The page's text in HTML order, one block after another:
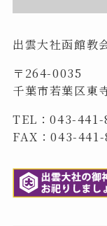
出雲大社函館教
〒264-0035
千葉市若葉区東
TEL：043-441-
FAX：043-